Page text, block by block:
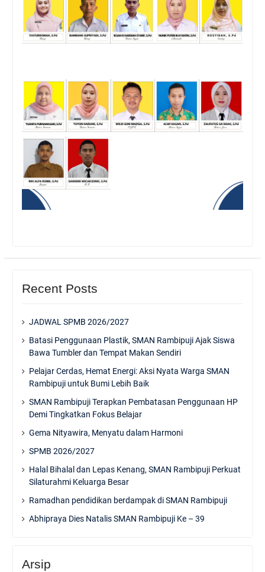
Recent Posts
JADWAL SPMB 2026/2027
Batasi Penggunaan Plastik, SMAN Rambipuji Ajak Siswa
Bawa Tumbler dan Tempat Makan Sendiri
Pelajar Cerdas, Hemat Energi: Aksi Nyata Warga SMAN
Rambipuji untuk Bumi Lebih Baik
SMAN Rambipuji Terapkan Pembatasan Penggunaan HP
Demi Tingkatkan Fokus Belajar
Gema Nityawira, Menyatu dalam Harmoni
SPMB 2026/2027
Halal Bihalal dan Lepas Kenang, SMAN Rambipuji Perkuat
Silaturahmi Keluarga Besar
Ramadhan pendidikan berdampak di SMAN Rambipuji
Abhipraya Dies Natalis SMAN Rambipuji Ke – 39
Arsip